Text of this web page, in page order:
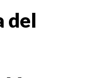
del